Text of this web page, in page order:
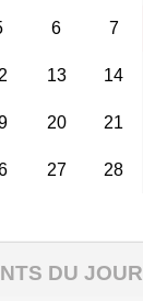
6 7
13 14
20 21
27 28
DU JOUR